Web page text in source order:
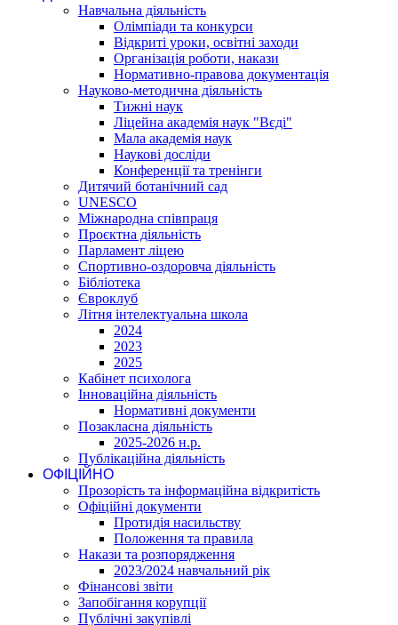
Навчальна діяльність
Олімпіади та конкурси
Відкриті уроки, освітні заходи
Організація роботи, накази
Нормативно-правова документація
Науково-методична діяльність
Тижні наук
Ліцейна академія наук "Вєді"
Мала академія наук
Наукові досліди
Конференції та тренінги
Дитячий ботанічний сад
UNESCO
Міжнародна співпраця
Проєктна діяльність
Парламент ліцею
Спортивно-оздоровча діяльність
Бібліотека
Євроклуб
Літня інтелектуальна школа
2024
2023
2025
Кабінет психолога
Інноваційна діяльність
Нормативні документи
Позакласна діяльність
2025-2026 н.р.
Публікаційна діяльність
ОФІЦІЙНО
Прозорість та інформаційна відкритість
Офіційні документи
Протидія насильству
Положення та правила
Накази та розпорядження
2023/2024 навчальний рік
Фінансові звіти
Запобігання корупції
Публічні закупівлі